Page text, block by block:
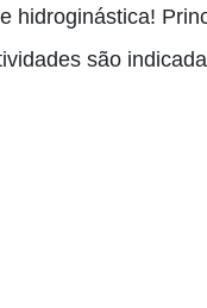
hidroginástica!
são